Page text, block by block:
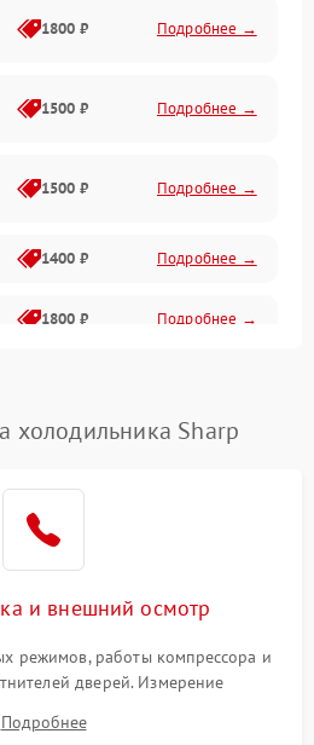
1800 ₽ Подробнее →
1500 ₽ Подробнее →
1500 ₽ Подробнее →
1400 ₽ Подробнее →
1800 ₽ Подробнее →
2600 ₽ Подробнее →
2000 ₽ Подробнее →
1000 ₽
холодильника Sharp
и внешний осмотр
режимов, работы компрессора и
дверей. Измерение
мотора, проверка термостата и
с электронного дисплея.
Подробнее